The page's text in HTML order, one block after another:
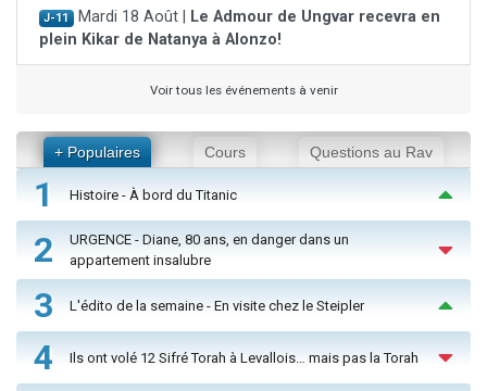
J-11 Mardi 18 Août |
Le Admour de Ungvar recevra en
plein Kikar de Natanya à Alonzo!
Voir tous les événements à venir
+ Populaires Cours Questions au Rav
1 Histoire - À bord du Titanic
2
URGENCE - Diane, 80 ans, en danger dans un
appartement insalubre
3 L'édito de la semaine - En visite chez le Steipler
4 Ils ont volé 12 Sifré Torah à Levallois… mais pas la Torah